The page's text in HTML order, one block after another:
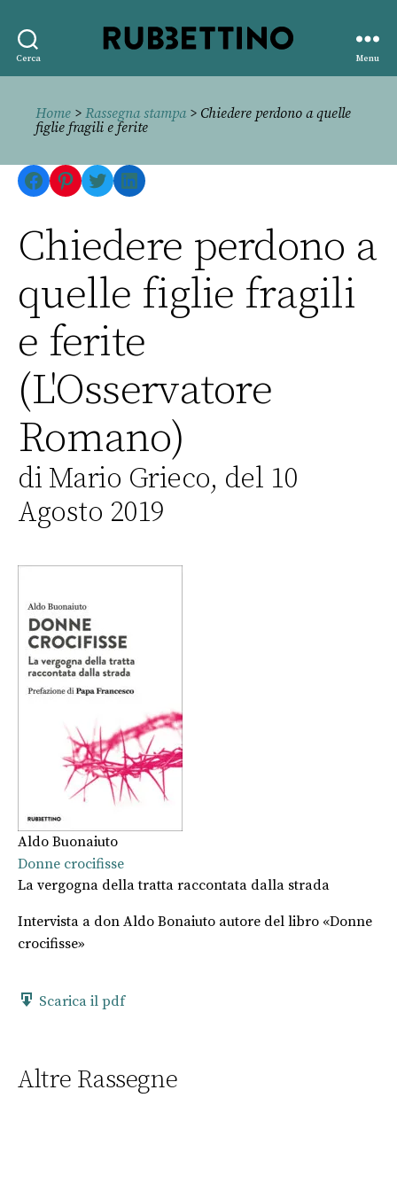
Cerca
editore
Menu
Home > Rassegna stampa> Chiedere perdono a quelle
figlie fragili e ferite
Facebook
Pinterest
TwitterLinkedIn
Chiedere perdono a
quelle figlie fragili
e ferite
(L'Osservatore
Romano)
di Mario Grieco, del 10
Agosto 2019
Aldo Buonaiuto
Donne crocifisse
La vergogna della tratta raccontata dalla strada
Intervista a don Aldo Bonaiuto autore del libro «Donne
crocifisse»
Scarica il pdf
Altre Rassegne